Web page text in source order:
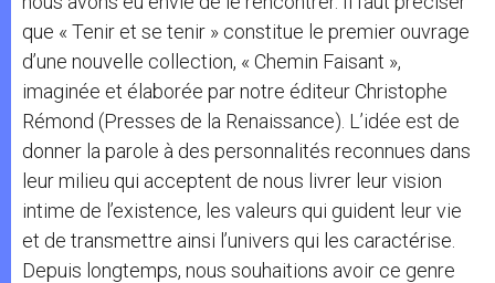
que « Tenir et se tenir » constitue le premier ouvrage
d’une nouvelle collection, « Chemin Faisant »,
imaginée et élaborée par notre éditeur Christophe
Rémond (Presses de la Renaissance). L’idée est de
donner la parole à des personnalités reconnues dans
leur milieu qui acceptent de nous livrer leur vision
intime de l’existence, les valeurs qui guident leur vie
et de transmettre ainsi l’univers qui les caractérise.
Depuis longtemps, nous souhaitions avoir ce genre